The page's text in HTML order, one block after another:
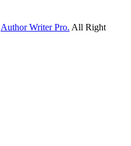
Author Writer Pro. All Right